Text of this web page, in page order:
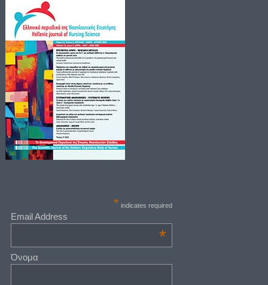
* indicates required
Email Address
*
Όνομα